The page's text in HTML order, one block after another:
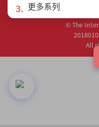
© The
All
更多系列